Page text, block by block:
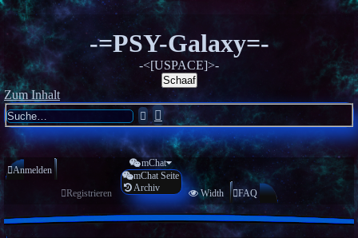
-=PSY-Galaxy=-
-<[USPACE]>-
Schaaf
Zum Inhalt
SucheErweiterte
Suche
Anmelden
Registrieren
mChat
mChat Seite
Archiv
Width FAQ